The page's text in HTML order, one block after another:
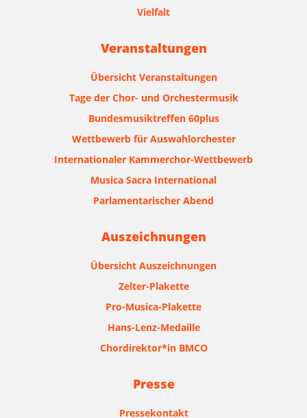
Vielfalt
Veranstaltungen
Übersicht Veranstaltungen
Tage der Chor- und Orchestermusik
Bundesmusiktreffen 60plus
Wettbewerb für Auswahlorchester
Internationaler Kammerchor-Wettbewerb
Musica Sacra International
Parlamentarischer Abend
Auszeichnungen
Übersicht Auszeichnungen
Zelter-Plakette
Pro-Musica-Plakette
Hans-Lenz-Medaille
Chordirektor*in BMCO
Presse
Pressekontakt